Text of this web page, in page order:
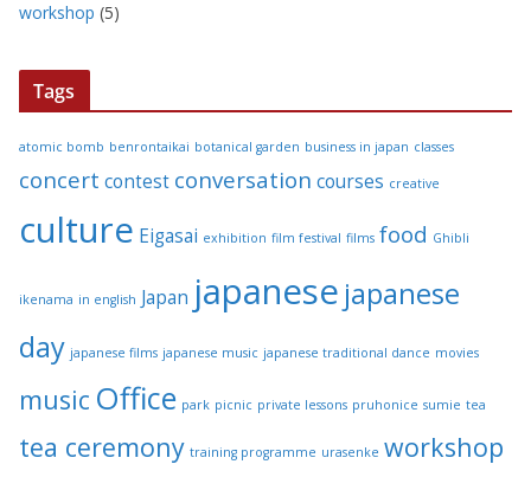
workshop (5)
Tags
atomic bomb benrontaikai botanical garden business in japan classes
concert contest conversation courses creative
culture Eigasai exhibition film festival films food Ghibli
ikenama in english Japan japanese japanese
day japanese films japanese music japanese traditional dance movies
music Office park picnic private lessons pruhonice sumie tea
tea ceremony training programme urasenke workshop